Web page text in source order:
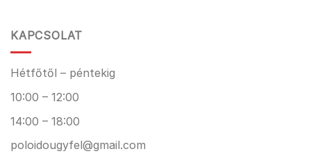
KAPCSOLAT
Hétfőtől – péntekig
10:00 – 12:00
14:00 – 18:00
poloidougyfel@gmail.com